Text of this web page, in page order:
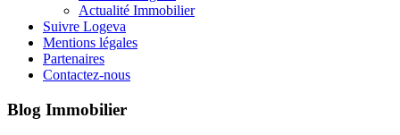
Actualité Immobilier
Suivre Logeva
Mentions légales
Partenaires
Contactez-nous
Blog Immobilier